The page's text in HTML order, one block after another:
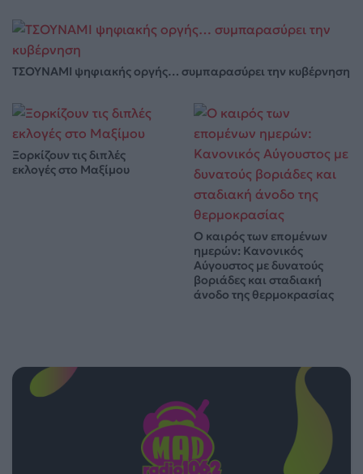
ΤΣΟΥΝΑΜΙ ψηφιακής οργής… συμπαρασύρει την κυβέρνηση
Ξορκίζουν τις διπλές
εκλογές στο Μαξίμου
Ο καιρός των επομένων
ημερών: Κανονικός
Αύγουστος με δυνατούς
βοριάδες και σταδιακή
άνοδο της θερμοκρασίας